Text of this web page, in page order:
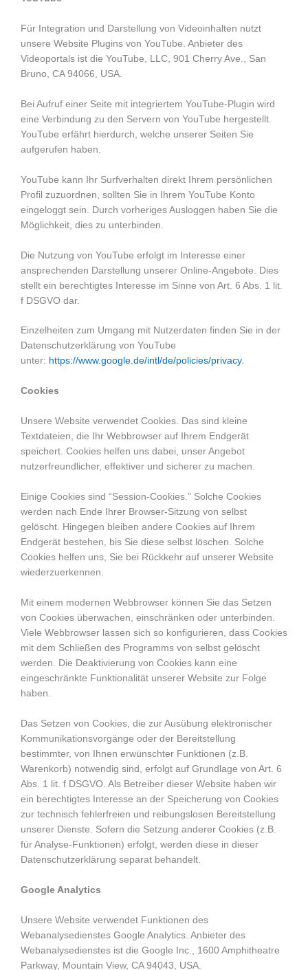
Für Integration und Darstellung von Videoinhalten nutzt
unsere Website Plugins von YouTube. Anbieter des
Videoportals ist die YouTube, LLC, 901 Cherry Ave., San
Bruno, CA 94066, USA.
Bei Aufruf einer Seite mit integriertem YouTube-Plugin wird
eine Verbindung zu den Servern von YouTube hergestellt.
YouTube erfährt hierdurch, welche unserer Seiten Sie
aufgerufen haben.
YouTube kann Ihr Surfverhalten direkt Ihrem persönlichen
Profil zuzuordnen, sollten Sie in Ihrem YouTube Konto
eingeloggt sein. Durch vorheriges Ausloggen haben Sie die
Möglichkeit, dies zu unterbinden.
Die Nutzung von YouTube erfolgt im Interesse einer
ansprechenden Darstellung unserer Online-Angebote. Dies
stellt ein berechtigtes Interesse im Sinne von Art. 6 Abs. 1 lit.
f DSGVO dar.
Einzelheiten zum Umgang mit Nutzerdaten finden Sie in der
Datenschutzerklärung von YouTube
unter: https://www.google.de/intl/de/policies/privacy.
Cookies
Unsere Website verwendet Cookies. Das sind kleine
Textdateien, die Ihr Webbrowser auf Ihrem Endgerät
speichert. Cookies helfen uns dabei, unser Angebot
nutzerfreundlicher, effektiver und sicherer zu machen.
Einige Cookies sind “Session-Cookies.” Solche Cookies
werden nach Ende Ihrer Browser-Sitzung von selbst
gelöscht. Hingegen bleiben andere Cookies auf Ihrem
Endgerät bestehen, bis Sie diese selbst löschen. Solche
Cookies helfen uns, Sie bei Rückkehr auf unserer Website
wiederzuerkennen.
Mit einem modernen Webbrowser können Sie das Setzen
von Cookies überwachen, einschränken oder unterbinden.
Viele Webbrowser lassen sich so konfigurieren, dass Cookies
mit dem Schließen des Programms von selbst gelöscht
werden. Die Deaktivierung von Cookies kann eine
eingeschränkte Funktionalität unserer Website zur Folge
haben.
Das Setzen von Cookies, die zur Ausübung elektronischer
Kommunikationsvorgänge oder der Bereitstellung
bestimmter, von Ihnen erwünschter Funktionen (z.B.
Warenkorb) notwendig sind, erfolgt auf Grundlage von Art. 6
Abs. 1 lit. f DSGVO. Als Betreiber dieser Website haben wir
ein berechtigtes Interesse an der Speicherung von Cookies
zur technisch fehlerfreien und reibungslosen Bereitstellung
unserer Dienste. Sofern die Setzung anderer Cookies (z.B.
für Analyse-Funktionen) erfolgt, werden diese in dieser
Datenschutzerklärung separat behandelt.
Google Analytics
Unsere Website verwendet Funktionen des
Webanalysedienstes Google Analytics. Anbieter des
Webanalysedienstes ist die Google Inc., 1600 Amphitheatre
Parkway, Mountain View, CA 94043, USA.